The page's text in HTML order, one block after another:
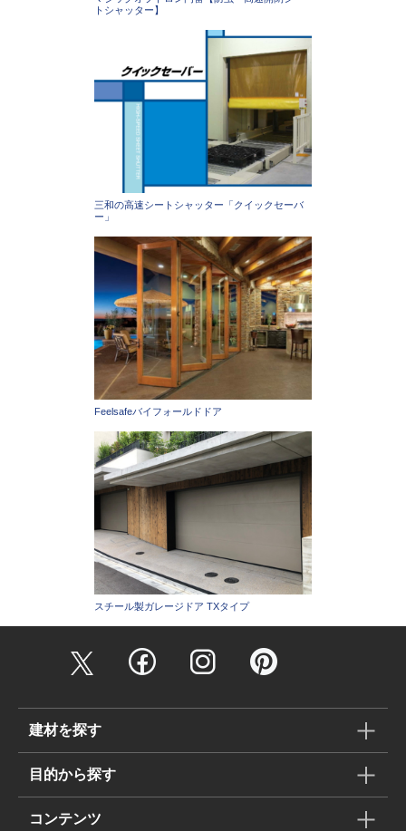
トシャッター】
三和の高速シートシャッター「クイックセーバ
ー」
Feelsafeバイフォールドドア
スチール製ガレージドア TXタイプ
建材を探す
目的から探す
コンテンツ